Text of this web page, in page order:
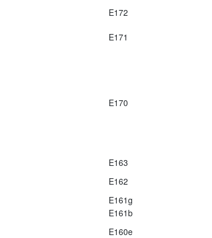
E172
E171
E170
E163
E162
E161g
E161b
E160e